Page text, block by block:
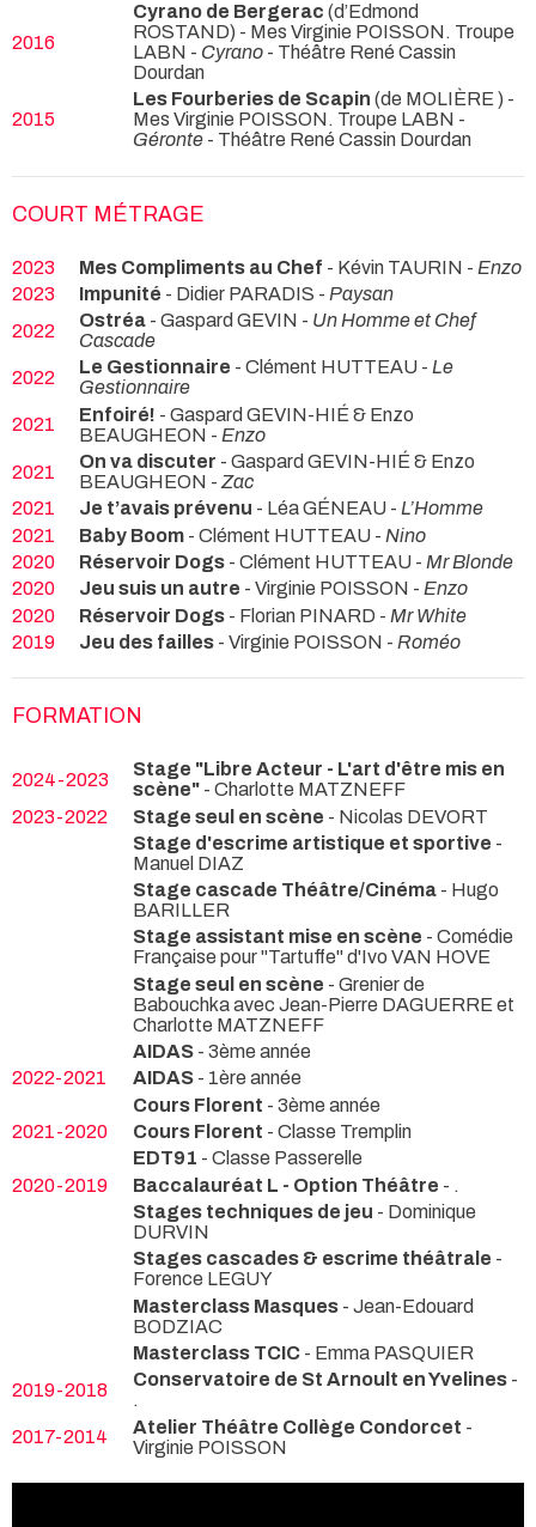
2016
Cyrano de Bergerac (d’Edmond
ROSTAND) - Mes Virginie POISSON. Troupe
LABN - Cyrano - Théâtre René Cassin
Dourdan
2015
Les Fourberies de Scapin (de MOLIÈRE ) -
Mes Virginie POISSON. Troupe LABN -
Géronte - Théâtre René Cassin Dourdan
COURT MÉTRAGE
2023 Mes Compliments au Chef - Kévin TAURIN - Enzo
2023
Impunité - Didier PARADIS - Paysan
2022
Ostréa - Gaspard GEVIN - Un Homme et Chef
Cascade
2022
Le Gestionnaire - Clément HUTTEAU - Le
Gestionnaire
2021
Enfoiré! - Gaspard GEVIN-HIÉ & Enzo
BEAUGHEON - Enzo
2021
On va discuter - Gaspard GEVIN-HIÉ & Enzo
BEAUGHEON - Zac
2021
Je t’avais prévenu - Léa GÉNEAU - L’Homme
2021
Baby Boom - Clément HUTTEAU - Nino
2020
Réservoir Dogs - Clément HUTTEAU - Mr Blonde
2020
Jeu suis un autre - Virginie POISSON - Enzo
2020
Réservoir Dogs - Florian PINARD - Mr White
2019
Jeu des failles - Virginie POISSON - Roméo
FORMATION
2024-2023
Stage "Libre Acteur - L'art d'être mis en
scène" - Charlotte MATZNEFF
2023-2022
Stage seul en scène - Nicolas DEVORT
Stage d'escrime artistique et sportive -
Manuel DIAZ
Stage cascade Théâtre/Cinéma - Hugo
BARILLER
Stage assistant mise en scène - Comédie
Française pour "Tartuffe" d'Ivo VAN HOVE
Stage seul en scène - Grenier de
Babouchka avec Jean-Pierre DAGUERRE et
Charlotte MATZNEFF
AIDAS - 3ème année
2022-2021
AIDAS - 1ère année
Cours Florent - 3ème année
2021-2020
Cours Florent - Classe Tremplin
EDT91 - Classe Passerelle
2020-2019
Baccalauréat L - Option Théâtre - .
Stages techniques de jeu - Dominique
DURVIN
Stages cascades & escrime théâtrale -
Forence LEGUY
Masterclass Masques - Jean-Edouard
BODZIAC
Masterclass TCIC - Emma PASQUIER
2019-2018
Conservatoire de St Arnoult en Yvelines -
.
2017-2014
Atelier Théâtre Collège Condorcet -
Virginie POISSON